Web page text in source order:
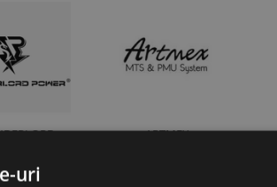
ARTMEX
uri